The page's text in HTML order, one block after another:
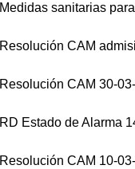
Medidas sanitarias
Resolución CAM
Resolución CAM 30-
RD Estado de Alarma
Resolución CAM 10-